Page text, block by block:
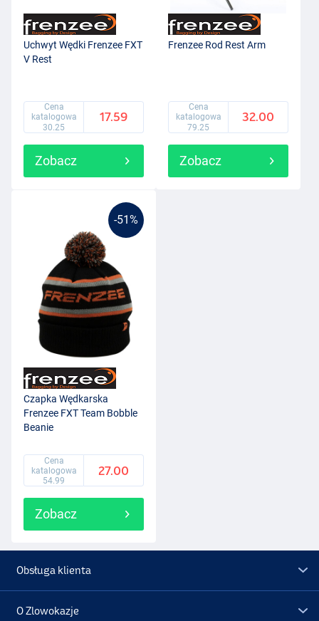
Uchwyt Wędki Frenzee FXT
V Rest
Cena
katalogowa
30.25
17.59
Zobacz
Frenzee Rod Rest Arm
Cena
katalogowa
79.25
32.00
Zobacz
-51%
Czapka Wędkarska
Frenzee FXT Team Bobble
Beanie
Cena
katalogowa
54.99
27.00
Zobacz
Obsługa klienta
O Zlowokazje